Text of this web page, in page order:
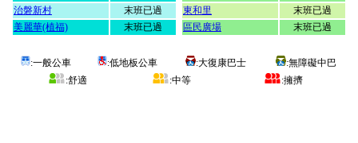
治磐新村
末班已過
美麗華(植福)
末班已過
東和里
末班已過
區民廣場
末班已過
:一般公車 :低地板公車 :大復康巴士
:無障礙中巴
:舒適
:中等 :擁擠